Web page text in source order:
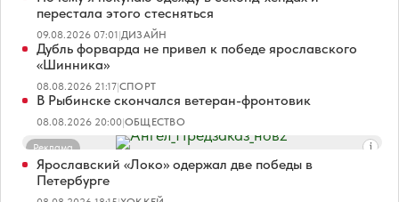
перестала этого стесняться
09.08.2026 07:01|ДИЗАЙН
Дубль форварда не привел к победе ярославского
«Шинника»
08.08.2026 21:17|СПОРТ
В Рыбинске скончался ветеран-фронтовик
08.08.2026 20:00|ОБЩЕСТВО
Реклама
Ярославский «Локо» одержал две победы в
Петербурге